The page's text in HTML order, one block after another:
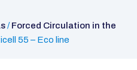
/Forced Circulation in the
55 – Eco line